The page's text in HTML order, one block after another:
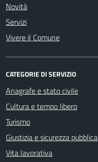
Novità
Servizi
Vivere il Comune
CATEGORIE DI SERVIZIO
Anagrafe e stato civile
Cultura e tempo libero
Turismo
Giustizia e sicurezza pubblica
Vita lavorativa